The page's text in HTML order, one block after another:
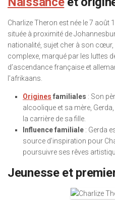
Charlize Theron est née le 7 août
située à proximité de
nationalité, sujet cher à son cœur,
complexe, marqué par les luttes
d’ascendance française et
l’afrikaans.
Origines familiales : Son
alcoolique et sa mère,
la carrière de sa fille.
Influence familiale : Gerda
source d’inspiration pour
poursuivre ses rêves
Jeunesse et